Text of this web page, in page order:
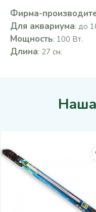
Фирма-
Для аквариума: до
Мощность: 100 Вт.
Длина: 27 см.